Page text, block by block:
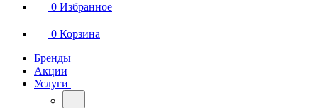
0 Избранное
0 Корзина
Бренды
Акции
Услуги